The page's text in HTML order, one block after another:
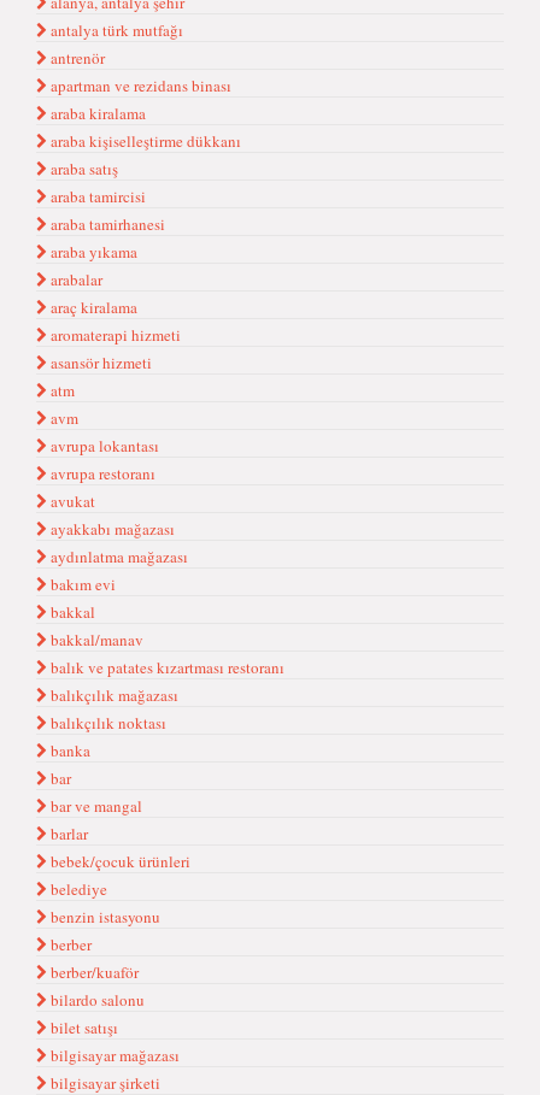
antalya türk mutfağı
antrenör
apartman ve rezidans binası
araba kiralama
araba kişiselleştirme dükkanı
araba satış
araba tamircisi
araba tamirhanesi
araba yıkama
arabalar
araç kiralama
aromaterapi hizmeti
asansör hizmeti
atm
avm
avrupa lokantası
avrupa restoranı
avukat
ayakkabı mağazası
aydınlatma mağazası
bakım evi
bakkal
bakkal/manav
balık ve patates kızartması restoranı
balıkçılık mağazası
balıkçılık noktası
banka
bar
bar ve mangal
barlar
bebek/çocuk ürünleri
belediye
benzin istasyonu
berber
berber/kuaför
bilardo salonu
bilet satışı
bilgisayar mağazası
bilgisayar şirketi